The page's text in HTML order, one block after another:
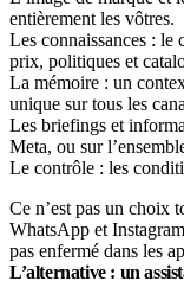
entièrement les vôtres.
Les connaissances : le
prix, politiques et
La mémoire : un
unique sur tous les
Les briefings et
Meta, ou sur
Le contrôle : les
Ce n’est pas un choix
WhatsApp et
pas enfermé dans les
L’alternative : un